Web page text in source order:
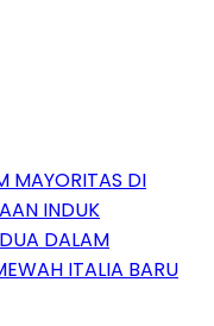
MAYORITAS DI
INDUK
DALAM
ITALIA BARU